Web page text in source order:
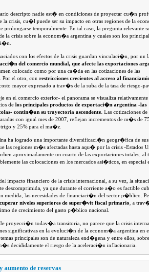
descripto nadie est� en condiciones de proyectar cu�n
la crisis, cu�l puede ser su impacto en otras regiones de la
temporalmente. En tal caso, la pregunta relevante
la crisis sobre la econom�a argentina y cuales son los
con los efectos de la crisis guardan vinculaci�n, por un
del comercio mundial, que afecte las exportaciones
colocado como por una ca�da en las cotizaciones de las
Por el otro, con restricciones crecientes al acceso al
mayor expresado a trav�s de la suba de la tasa de riesgo-
en el comercio exterior- el panorama se visualiza relativamente
de los principales productos de exportaci�n argentina -las
contin�an su trayectoria ascendente. Las cotizaciones de
con igual mes de 2007, reflejan incrementos de m�s de
trigo y 25% para el ma�z.
ha logrado una importante diversificaci�n geogr�fica de sus
las regiones m�s afectadas hasta aqu� por la crisis -Estados
aproximadamente un cuarto de las exportaciones totales, al
las colocaciones en los mercados asi�ticos, en especial
impacto financiero de la crisis internacional, a su vez, la
descomprimida, ya que durante el corriente a�o es factible
medida, las necesidades de financiaci�n del sector p�blico.
niveles superiores de super�vit fiscal primario , a
de crecimiento del gasto p�blico nacional.
proyecci�n todav�a transitoria, no parece que la crisis
significativas en la evoluci�n de la econom�a argentina en
principales son de naturaleza end�gena y entre ellos,
decididamente el riesgo de la aceleraci�n inflacionaria.
aumento de reservas